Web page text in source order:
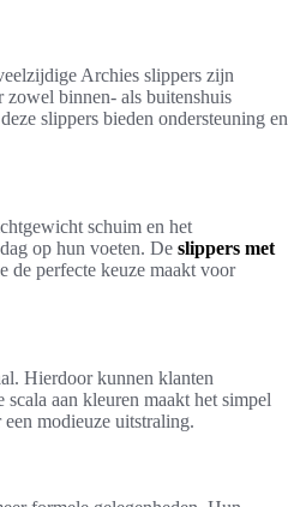
Archies slippers zijn
binnen- als buitenshuis
slippers bieden ondersteuning en
schuim en het
op hun voeten. De slippers met
de perfecte keuze maakt voor
Hierdoor kunnen klanten
aan kleuren maakt het simpel
modieuze uitstraling.